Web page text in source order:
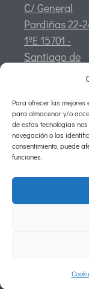
Para ofrecer las
para almacenar y/o
de estas tecnologías
navegación o las
consentimiento, puede
funciones.
C/ General
Pardiñas 22-
1ºE 15701 -
Santiago de
CONTACTO
info@silva-
Tlf:981 94 04
Móvil:
634
©2026 Silva
Políitica de